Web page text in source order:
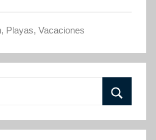
, Playas, Vacaciones